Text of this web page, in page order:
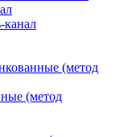
канал
(метод
(метод